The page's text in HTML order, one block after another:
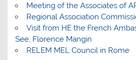
Meeting of the Associates of
Regional Association
Visit from HE the French
See, Florence Mangin
RELEM MEL Council in Rome